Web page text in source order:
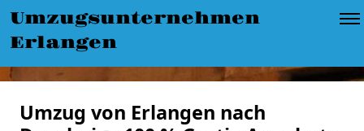
Umzugsunternehmen
Erlangen
Umzug von Erlangen nach